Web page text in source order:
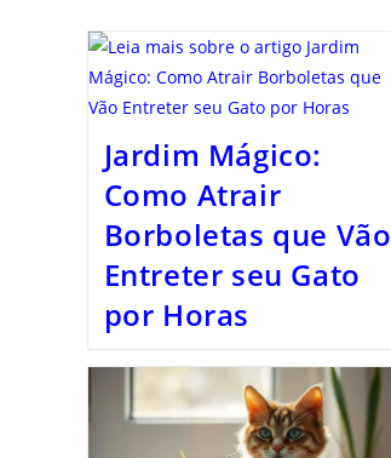
Jardim Mágico:
Como Atrair
Borboletas que Vão
Entreter seu Gato
por Horas